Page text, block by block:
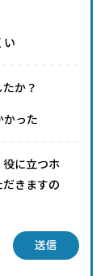
い
か？
かった
に立つホ
きますの
送信